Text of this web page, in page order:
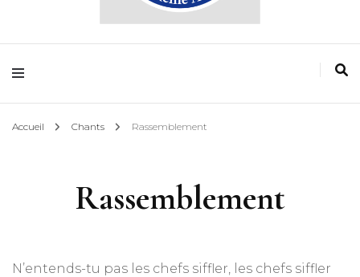
Cassiopée
50ème Unité Reine Astrid
Accueil Chants Rassemblement
Rassemblement
N’entends-tu pas les chefs siffler, les chefs siffler